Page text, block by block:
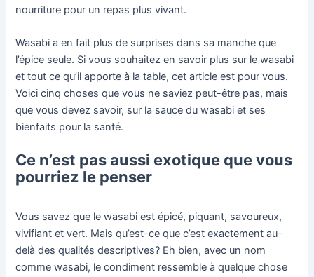
nourriture pour un repas plus vivant.
Wasabi a en fait plus de surprises dans sa manche que
l’épice seule. Si vous souhaitez en savoir plus sur le wasabi
et tout ce qu’il apporte à la table, cet article est pour vous.
Voici cinq choses que vous ne saviez peut-être pas, mais
que vous devez savoir, sur la sauce du wasabi et ses
bienfaits pour la santé.
Ce n’est pas aussi exotique que vous
pourriez le penser
Vous savez que le wasabi est épicé, piquant, savoureux,
vivifiant et vert. Mais qu’est-ce que c’est exactement au-
delà des qualités descriptives? Eh bien, avec un nom
comme wasabi, le condiment ressemble à quelque chose